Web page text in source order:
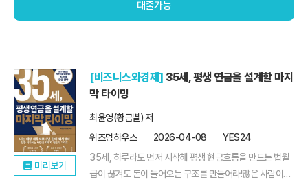
대출가능
미리보기
[비즈니스와경제] 35세, 평생 연금을 설계할 마지
막 타이밍
최윤영(황금별) 저
위즈덤하우스
2026-04-08
YES24
35세, 하루라도 먼저 시작해 평생 현금흐름을 만드는 법월
급이 끊겨도 돈이 들어오는 구조를 만들어라!많은 사람이